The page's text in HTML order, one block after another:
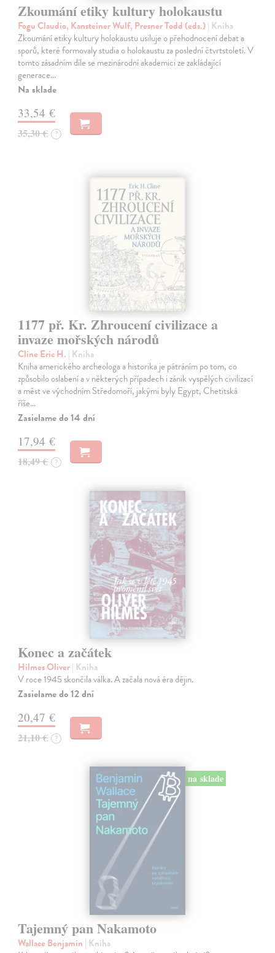
Zkoumání etiky kultury holokaustu
Fogu Claudio, Kansteiner Wulf, Presner Todd (eds.)| Kniha
Zkoumání etiky kultury holokaustu usiluje o přehodnocení debat a
sporů, které formovaly studia o holokaustu za poslední čtvrtstoletí. V
tomto zásadním díle se mezinárodní akademici ze zakládající
generace…
Na sklade
33,54 €
35,30 € ?
1177 př. Kr. Zhroucení civilizace a
invaze mořských národů
Cline Eric H. | Kniha
Kniha amerického archeologa a historika je pátráním po tom, co
způsobilo oslabení a v některých případech i zánik vyspělých civilizací
a měst ve východním Středomoří, jakými byly Egypt, Chetitská
říše…
Zasielame do 14 dní
17,94 €
18,49 € ?
Konec a začátek
Hilmes Oliver| Kniha
V roce 1945 skončila válka. A začala nová éra dějin.
Zasielame do 12 dní
20,47 €
21,10 € ?
na sklade
Tajemný pan Nakamoto
Wallace Benjamin | Kniha